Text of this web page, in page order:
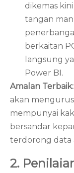
dikemas
tangan
berkaitan
langsung
Power BI.
Amalan Terbaik:
akan mengurus
mempunyai
bersandar
terdorong data
2.